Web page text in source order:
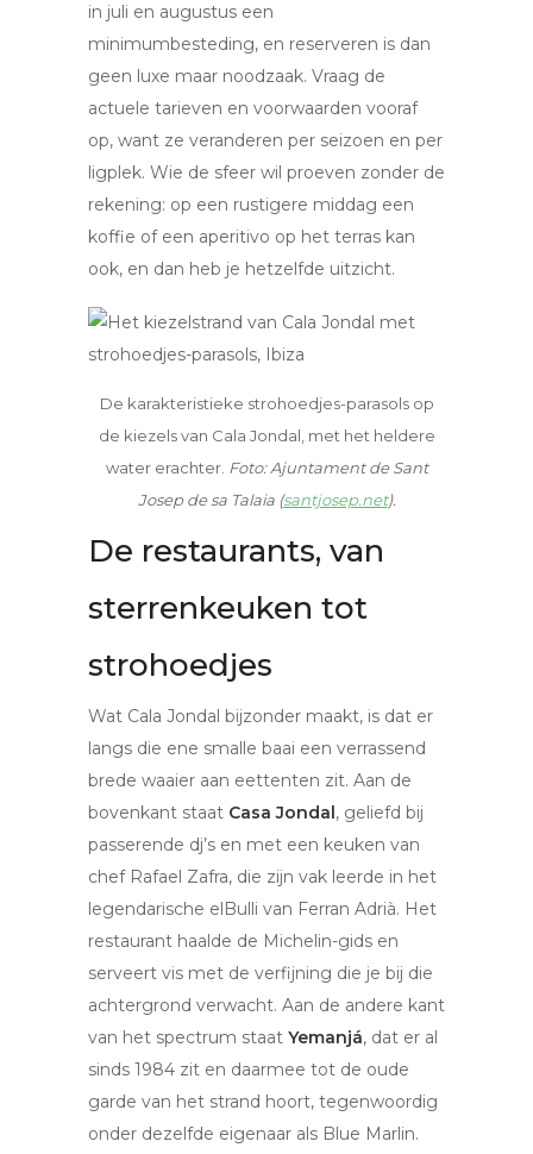
in juli en augustus een
minimumbesteding, en reserveren is dan
geen luxe maar noodzaak. Vraag de
actuele tarieven en voorwaarden vooraf
op, want ze veranderen per seizoen en per
ligplek. Wie de sfeer wil proeven zonder de
rekening: op een rustigere middag een
koffie of een aperitivo op het terras kan
ook, en dan heb je hetzelfde uitzicht.
De karakteristieke strohoedjes-parasols op
de kiezels van Cala Jondal, met het heldere
water erachter. Foto: Ajuntament de Sant
Josep de sa Talaia (santjosep.net).
De restaurants, van
sterrenkeuken tot
strohoedjes
Wat Cala Jondal bijzonder maakt, is dat er
langs die ene smalle baai een verrassend
brede waaier aan eettenten zit. Aan de
bovenkant staat Casa Jondal , geliefd bij
passerende dj’s en met een keuken van
chef Rafael Zafra, die zijn vak leerde in het
legendarische elBulli van Ferran Adrià. Het
restaurant haalde de Michelin-gids en
serveert vis met de verfijning die je bij die
achtergrond verwacht. Aan de andere kant
van het spectrum staat Yemanjá, dat er al
sinds 1984 zit en daarmee tot de oude
garde van het strand hoort, tegenwoordig
onder dezelfde eigenaar als Blue Marlin.